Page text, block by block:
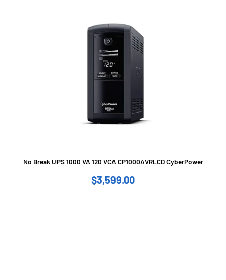
No Break UPS 1000 VA 120 VCA CP1000AVRLCD CyberPower
$3,599.00